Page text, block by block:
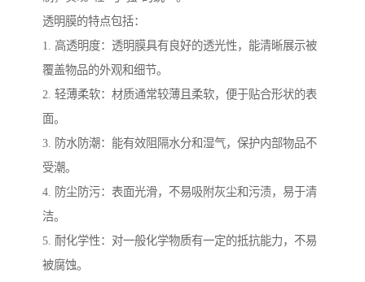
透明膜的特点包括：
1. 高透明度：透明膜具有良好的透光性，能清晰展示被
覆盖物品的外观和细节。
2. 轻薄柔软：材质通常较薄且柔软，便于贴合形状的表
面。
3. 防水防潮：能有效阻隔水分和湿气，保护内部物品不
受潮。
4. 防尘防污：表面光滑，不易吸附灰尘和污渍，易于清
洁。
5. 耐化学性：对一般化学物质有一定的抵抗能力，不易
被腐蚀。